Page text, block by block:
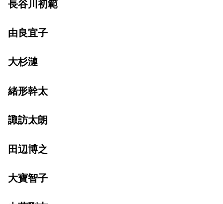
長谷川初範
由良宜子
大杉漣
緒形幹太
諏訪太朗
田辺博之
大寶智子